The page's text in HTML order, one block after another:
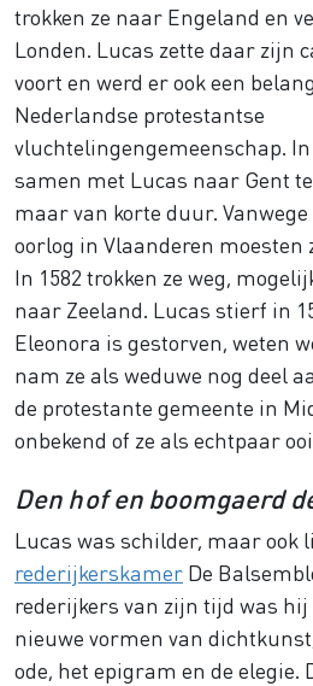
trokken ze naar Engeland en
Londen. Lucas zette daar zijn
voort en werd er ook een
Nederlandse protestantse
vluchtelingengemeenschap. In
samen met Lucas naar Gent
maar van korte duur.
oorlog in Vlaanderen moesten
In 1582 trokken ze weg,
naar Zeeland. Lucas stierf in
Eleonora is gestorven, weten
nam ze als weduwe nog deel
de protestante gemeente in
onbekend of ze als echtpaar
Den hof en boomgaerd
Lucas was schilder, maar ook
rederijkerskamer De
rederijkers van zijn tijd was
nieuwe vormen van
ode, het epigram en de elegie.